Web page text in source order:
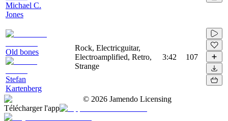
Michael C.
Jones
Old bones
Stefan
Kartenberg
Rock, Electricguitar,
Electroamplified, Retro,
Strange
3:42 107
© 2026 Jamendo Licensing
Télécharger l'app